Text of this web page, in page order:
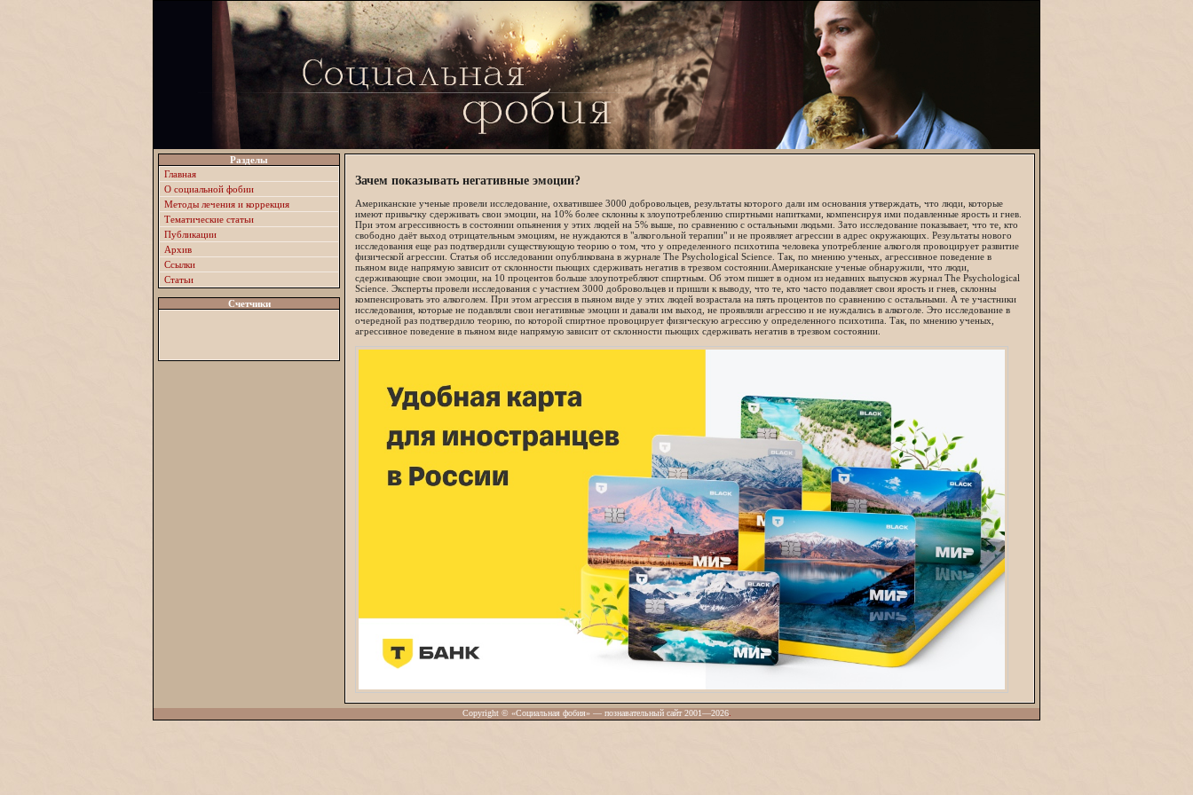
Разделы
Главная
О социальной фобии
Методы лечения и коррекция
Тематические статьи
Публикации
Архив
Ссылки
Статьи
Счетчики
Зачем показывать негативные эмоции?
Американские ученые провели исследование, охватившее 3000 добровольцев, результаты которого дали им основания утверждать, что люди, которые
имеют привычку сдерживать свои эмоции, на 10% более склонны к злоупотреблению спиртными напитками, компенсируя ими подавленные ярость и гнев.
При этом агрессивность в состоянии опьянения у этих людей на 5% выше, по сравнению с остальными людьми. Зато исследование показывает, что те, кто
свободно даёт выход отрицательным эмоциям, не нуждаются в "алкогольной терапии" и не проявляет агрессии в адрес окружающих. Результаты нового
исследования еще раз подтвердили существующую теорию о том, что у определенного психотипа человека употребление алкоголя провоцирует развитие
физической агрессии. Статья об исследовании опубликована в журнале The Psychological Science. Так, по мнению ученых, агрессивное поведение в
пьяном виде напрямую зависит от склонности пьющих сдерживать негатив в трезвом состоянии.Американские ученые обнаружили, что люди,
сдерживающие свои эмоции, на 10 процентов больше злоупотребляют спиртным. Об этом пишет в одном из недавних выпусков журнал The Psychological
Science. Эксперты провели исследования с участием 3000 добровольцев и пришли к выводу, что те, кто часто подавляет свои ярость и гнев, склонны
компенсировать это алкоголем. При этом агрессия в пьяном виде у этих людей возрастала на пять процентов по сравнению с остальными. А те участники
исследования, которые не подавляли свои негативные эмоции и давали им выход, не проявляли агрессию и не нуждались в алкоголе. Это исследование в
очередной раз подтвердило теорию, по которой спиртное провоцирует физическую агрессию у определенного психотипа. Так, по мнению ученых,
агрессивное поведение в пьяном виде напрямую зависит от склонности пьющих сдерживать негатив в трезвом состоянии.
Copyright © «Социальная фобия» — познавательный сайт 2001—2026.